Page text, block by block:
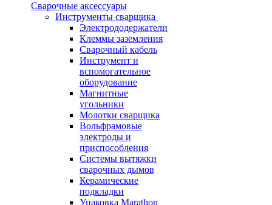
Сварочные аксессуары
Инструменты сварщика
Электрододержатели
Клеммы заземления
Сварочный кабель
Инструмент и
вспомогательное
оборудование
Магнитные
угольники
Молотки сварщика
Вольфрамовые
электроды и
приспособления
Системы вытяжки
сварочных дымов
Керамические
подкладки
Упаковка Marathon